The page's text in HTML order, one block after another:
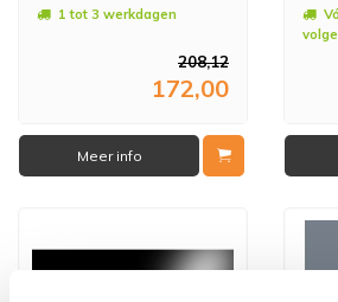
1 tot 3 werkdagen
208,12
172,00
Meer info